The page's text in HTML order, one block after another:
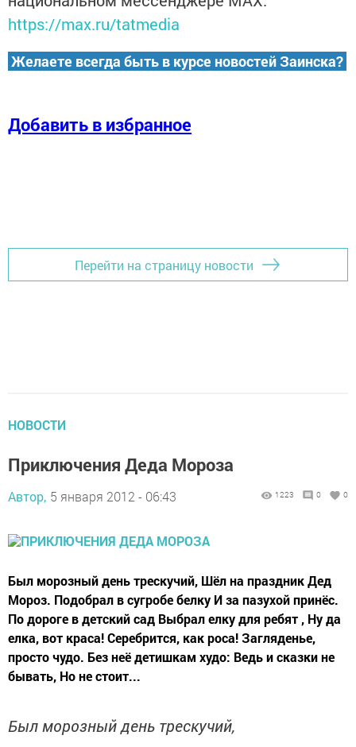
https://max.ru/tatmedia
Желаете всегда быть в курсе новостей Заинска?
Добавить в избранное
Перейти на страницу новости
НОВОСТИ
Приключения Деда Мороза
Автор, 5 января 2012 - 06:43 1223 0 0
Был морозный день трескучий, Шёл на праздник Дед
Мороз. Подобрал в сугробе белку И за пазухой принёс.
По дороге в детский сад Выбрал елку для ребят , Ну да
елка, вот краса! Серебрится, как роса! Загляденье,
просто чудо. Без неё детишкам худо: Ведь и сказки не
бывать, Но не стоит...
Был морозный день трескучий,